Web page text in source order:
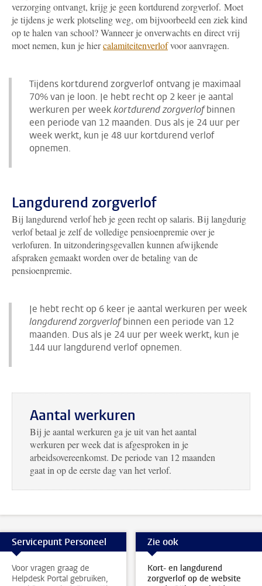
verzorging ontvangt, krijg je geen kortdurend zorgverlof. Moet
je tijdens je werk plotseling weg, om bijvoorbeeld een ziek kind
op te halen van school? Wanneer je onverwachts en direct vrij
moet nemen, kun je hiercalamiteitenverlofvoor aanvragen.
Tijdens kortdurend zorgverlof ontvang je maximaal
70% van je loon. Je hebt recht op 2 keer je aantal
werkuren per weekkortdurend zorgverlofbinnen
een periode van 12 maanden. Dus als je 24 uur per
week werkt, kun je 48 uur kortdurend verlof
opnemen.
Langdurend zorgverlof
Bij langdurend verlof heb je geen recht op salaris. Bij langdurig
verlof betaal je zelf de volledige pensioenpremie over je
verlofuren. In uitzonderingsgevallen kunnen afwijkende
afspraken gemaakt worden over de betaling van de
pensioenpremie.
Je hebt recht op 6 keer je aantal werkuren per week
langdurend zorgverlofbinnen een periode van 12
maanden. Dus als je 24 uur per week werkt, kun je
144 uur langdurend verlof opnemen.
Aantal werkuren
Bij je aantal werkuren ga je uit van het aantal
werkuren per week dat is afgesproken in je
arbeidsovereenkomst. De periode van 12 maanden
gaat in op de eerste dag van het verlof.
Servicepunt Personeel
Voor vragen graag de
Helpdesk Portal gebruiken,
Zie ook
Kort- en langdurend
zorgverlof op de website